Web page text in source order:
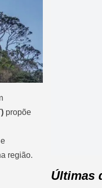
propõe
região.
Últimas